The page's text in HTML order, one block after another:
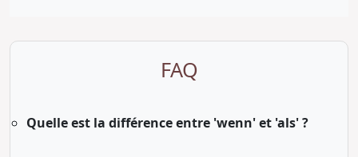
FAQ
Quelle est la différence entre 'wenn' et 'als' ?